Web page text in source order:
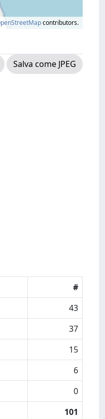
contributors.
Salva come JPEG
#
43
37
15
6
0
101